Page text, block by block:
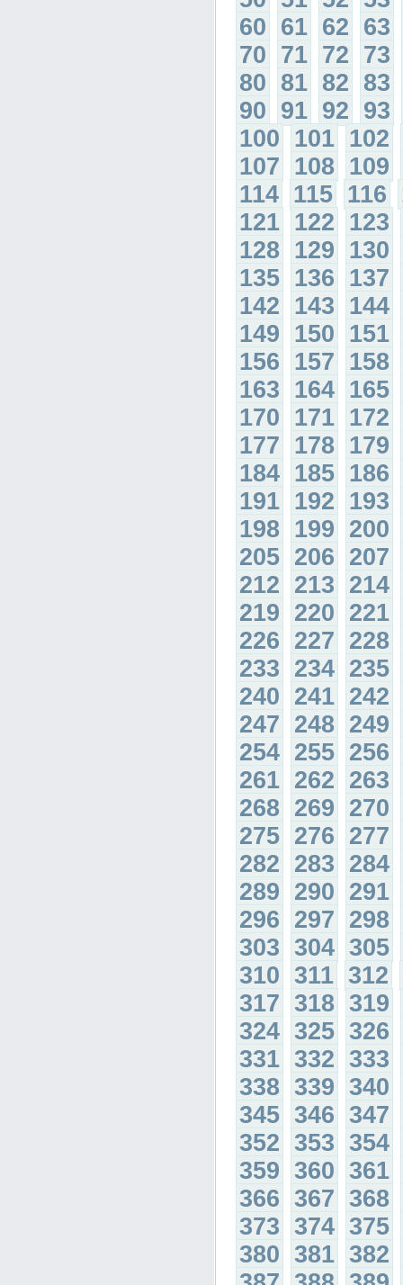
60 61 62 63
70 71 72 73
80 81 82 83
90 91 92 93
100 101 102
107 108 109
114 115 116
121 122 123
128 129 130
135 136 137
142 143 144
149 150 151
156 157 158
163 164 165
170 171 172
177 178 179
184 185 186
191 192 193
198 199 200
205 206 207
212 213 214
219 220 221
226 227 228
233 234 235
240 241 242
247 248 249
254 255 256
261 262 263
268 269 270
275 276 277
282 283 284
289 290 291
296 297 298
303 304 305
310 311 312
317 318 319
324 325 326
331 332 333
338 339 340
345 346 347
352 353 354
359 360 361
366 367 368
373 374 375
380 381 382